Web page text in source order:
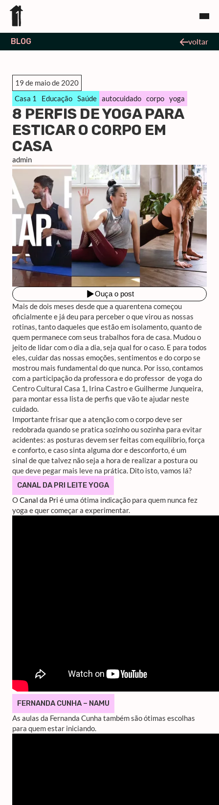
BLOG voltar
19 de maio de 2020
Casa 1
Educação Saúde autocuidado corpo yoga
8 PERFIS DE YOGA PARA
ESTICAR O CORPO EM
CASA
admin
Mais de dois meses desde que a quarentena começou
oficialmente e já deu para perceber o que virou as nossas
rotinas, tanto daqueles que estão em isolamento, quanto de
quem permanece com seus trabalhos fora de casa. Mudou o
jeito de lidar com o dia a dia, seja qual for o caso. E para todos
eles, cuidar das nossas emoções, sentimentos e do corpo se
mostrou mais fundamental do que nunca. Por isso, contamos
com a participação da professora e do professor de yoga do
Centro Cultural Casa 1, Irina Castro e Guilherme Junqueira,
para montar essa lista de perfis que vão te ajudar neste
cuidado.
Importante frisar que a atenção com o corpo deve ser
redobrada quando se pratica sozinho ou sozinha para evitar
acidentes: as posturas devem ser feitas com equilíbrio, força
e conforto, e caso sinta alguma dor e desconforto, é um
sinal de que talvez não seja a hora de realizar a postura ou
que deve pegar mais leve na prática. Dito isto, vamos lá?
CANAL DA PRI LEITE YOGA
OCanal da Pri é uma ótima indicação para quem nunca fez
yoga e quer começar a experimentar.
FERNANDA CUNHA – NAMU
As aulas da Fernanda Cunha também são ótimas escolhas
para quem estar iniciando.